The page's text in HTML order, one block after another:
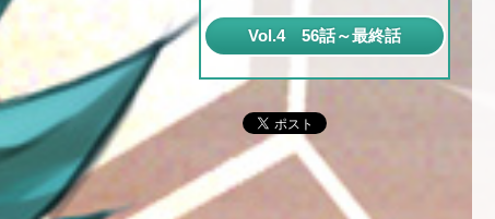
第4話
第6話
第7話
第8話
第25話
第27話
第28話
第29話
第43話
第46話
第47話
Vol.4 56話～最終話
第56話
第57話
第58話
第59話